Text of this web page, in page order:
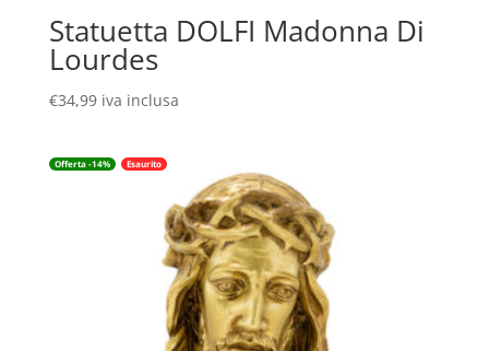
Statuetta DOLFI Madonna Di
Lourdes
€34,99 iva inclusa
Offerta -14% Esaurito